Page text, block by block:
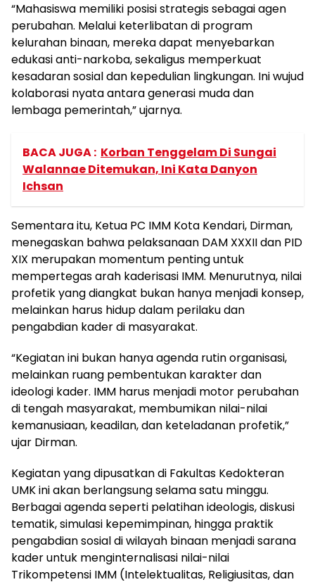
“Mahasiswa memiliki posisi strategis sebagai agen
perubahan. Melalui keterlibatan di program
kelurahan binaan, mereka dapat menyebarkan
edukasi anti-narkoba, sekaligus memperkuat
kesadaran sosial dan kepedulian lingkungan. Ini wujud
kolaborasi nyata antara generasi muda dan
lembaga pemerintah,” ujarnya.
BACA JUGA : Korban Tenggelam Di Sungai
Walannae Ditemukan, Ini Kata Danyon
Ichsan
Sementara itu, Ketua PC IMM Kota Kendari, Dirman,
menegaskan bahwa pelaksanaan DAM XXXII dan PID
XIX merupakan momentum penting untuk
mempertegas arah kaderisasi IMM. Menurutnya, nilai
profetik yang diangkat bukan hanya menjadi konsep,
melainkan harus hidup dalam perilaku dan
pengabdian kader di masyarakat.
“Kegiatan ini bukan hanya agenda rutin organisasi,
melainkan ruang pembentukan karakter dan
ideologi kader. IMM harus menjadi motor perubahan
di tengah masyarakat, membumikan nilai-nilai
kemanusiaan, keadilan, dan keteladanan profetik,”
ujar Dirman.
Kegiatan yang dipusatkan di Fakultas Kedokteran
UMK ini akan berlangsung selama satu minggu.
Berbagai agenda seperti pelatihan ideologis, diskusi
tematik, simulasi kepemimpinan, hingga praktik
pengabdian sosial di wilayah binaan menjadi sarana
kader untuk menginternalisasi nilai-nilai
Trikompetensi IMM (Intelektualitas, Religiusitas, dan